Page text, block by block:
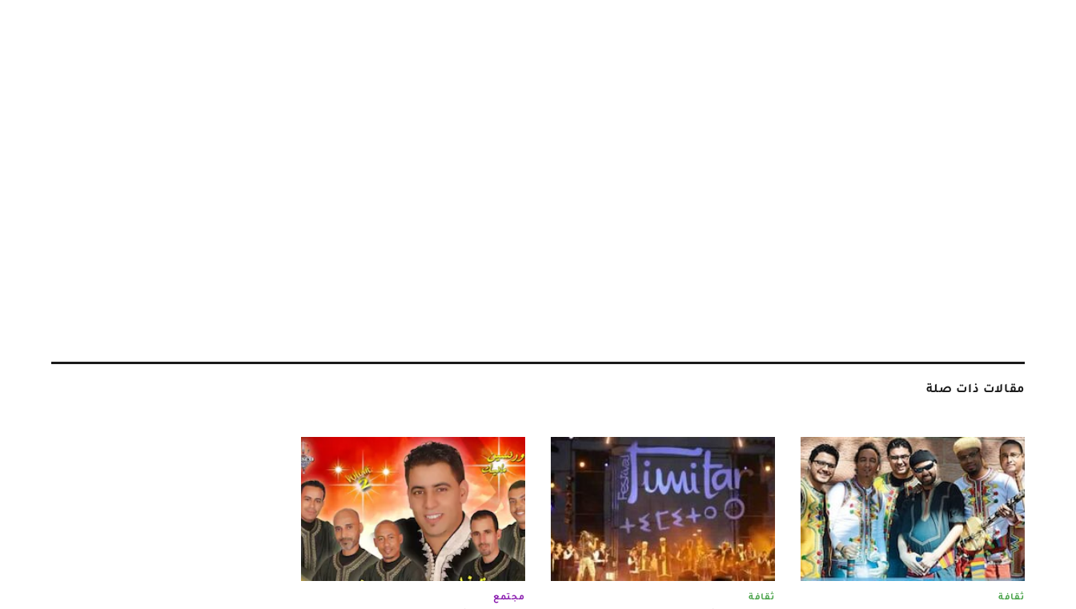
مقالات ذات صلة
ثقافة ثقافة مجتمع